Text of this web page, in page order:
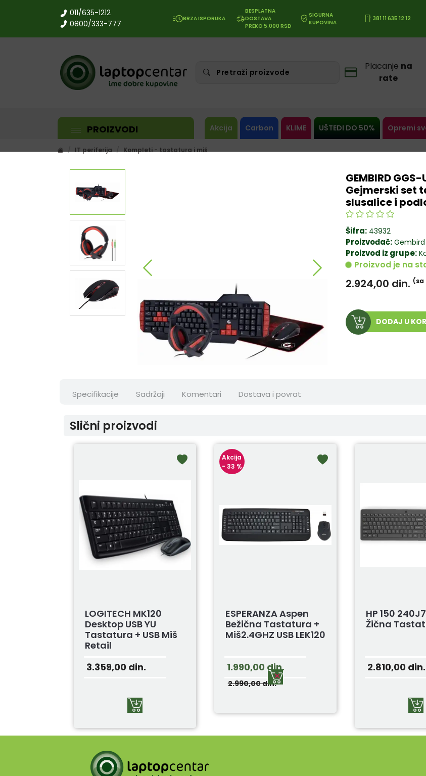
011/635-1212
0800/333-777
BRZA ISPORUKA
BESPLATNA
DOSTAVA
PREKO 5.000 RSD
SIGURNA
KUPOVINA
381 11 635 12 12
Placanje na
rate
PROIZVODI Akcija Carbon KLIME UŠTEDI DO 50% Opremi
IT periferija Kompleti - tastatura i miš
GEMBIRD
Gejmerski set
slusalice i
Šifra: 43932
Proizvođač: Gembird
Proizvod iz grupe:
Proizvod je na
2.924,00 din. (sa
DODAJ U
Specifikacije Sadržaji Komentari Dostava i povrat
Slični proizvodi
LOGITECH MK120
Desktop USB YU
Tastatura + USB Miš
Retail
3.359,00 din.
Akcija
- 33 %
ESPERANZA Aspen
Bežična Tastatura +
Miš2.4GHZ USB LEK120
1.990,00 din.
2.990,00din.
HP 150
Žična
2.810,00 din.